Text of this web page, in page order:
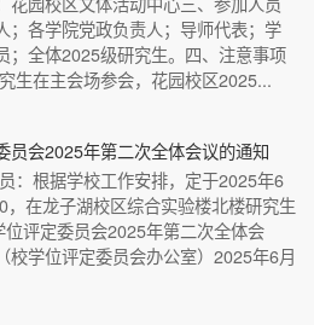
；各学院党政负责人；导师代表；学
；全体2025级研究生。四、注意事项
生在主会场参会，花园校区2025...
员会2025年第二次全体会议的通知
：根据学校工作安排，定于2025年6
在龙子湖校区综合实验楼北楼研究生
评定委员会2025年第二次全体会
校学位评定委员会办公室）2025年6月